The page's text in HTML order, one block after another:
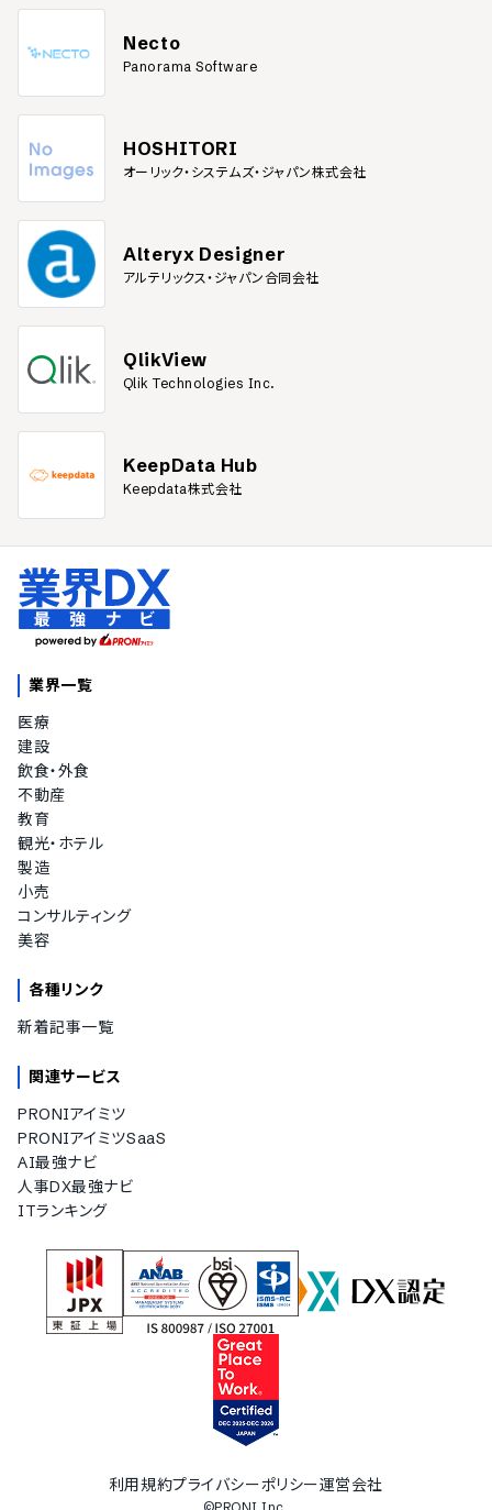
Necto
Panorama Software
HOSHITORI
オーリック・システムズ・ジャパン株式会社
Alteryx Designer
アルテリックス・ジャパン合同会社
QlikView
Qlik Technologies Inc.
KeepData Hub
Keepdata株式会社
業界一覧
医療
建設
飲食・外食
不動産
教育
観光・ホテル
製造
小売
コンサルティング
美容
各種リンク
新着記事一覧
関連サービス
PRONIアイミツ
PRONIアイミツSaaS
AI最強ナビ
人事DX最強ナビ
ITランキング
利用規約プライバシーポリシー運営会社